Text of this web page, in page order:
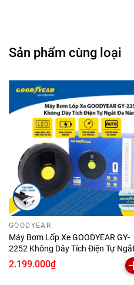
- Hình ảnh sản phẩm là
bản quyền hình ảnh.
- Sản phẩm được kiểm tra
vấn nhiệt tình trước khi gói
- Cam kết hoàn tiền nếu
giao sai hàng, sai loại
- Minh bạch về xuất xứ,
chính hãng từ thương hiệu.
🛑LƯU Ý QUAN TRỌNG
Sau khi thanh toán nhận sản
Sản phẩm cùng loại
GOODYEAR
Máy Bơm Lốp Xe GOODYEAR GY-
2252 Không Dây Tích Điện Tự Ngắt
Đa Năng
2.199.000₫